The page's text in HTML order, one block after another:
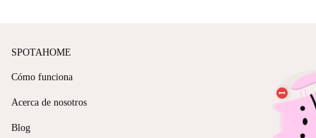
SPOTAHOME
Cómo funciona
Acerca de nosotros
Blog